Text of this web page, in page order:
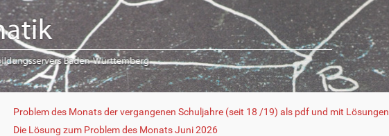
Problem des Monats der vergangenen Schuljahre (seit 18 /19) als pdf und mit Lösungen
Die Lösung zum Problem des Monats Juni 2026